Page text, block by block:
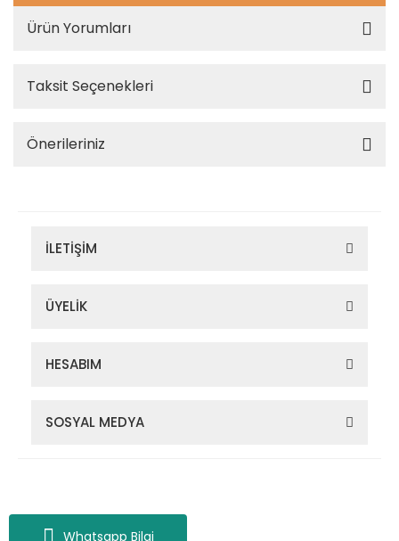
Whatsapp Bilgi
Ürün Yorumları
Taksit Seçenekleri
Önerileriniz
İLETİŞİM
ÜYELİK
HESABIM
SOSYAL MEDYA